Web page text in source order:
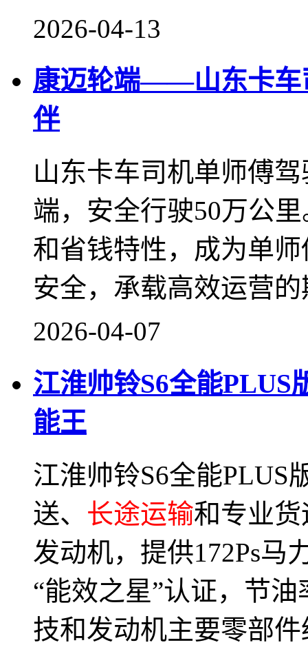
2026-04-13
康迈轮端——山东卡车
伴
山东卡车司机单师傅
端，安全行驶50万公
和省钱特性，成为单
安全，承载高效运营
2026-04-07
江淮帅铃S6全能
能王
江淮帅铃S6全能PLUS
送、 长途运输和专业
发动机，提供172Ps马
“能效之星”认证，节
技和发动机主要零部